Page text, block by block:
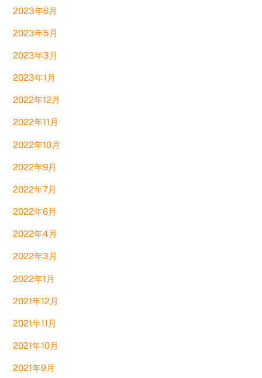
2023年6月
2023年5月
2023年3月
2023年1月
2022年12月
2022年11月
2022年10月
2022年9月
2022年7月
2022年6月
2022年4月
2022年3月
2022年1月
2021年12月
2021年11月
2021年10月
2021年9月